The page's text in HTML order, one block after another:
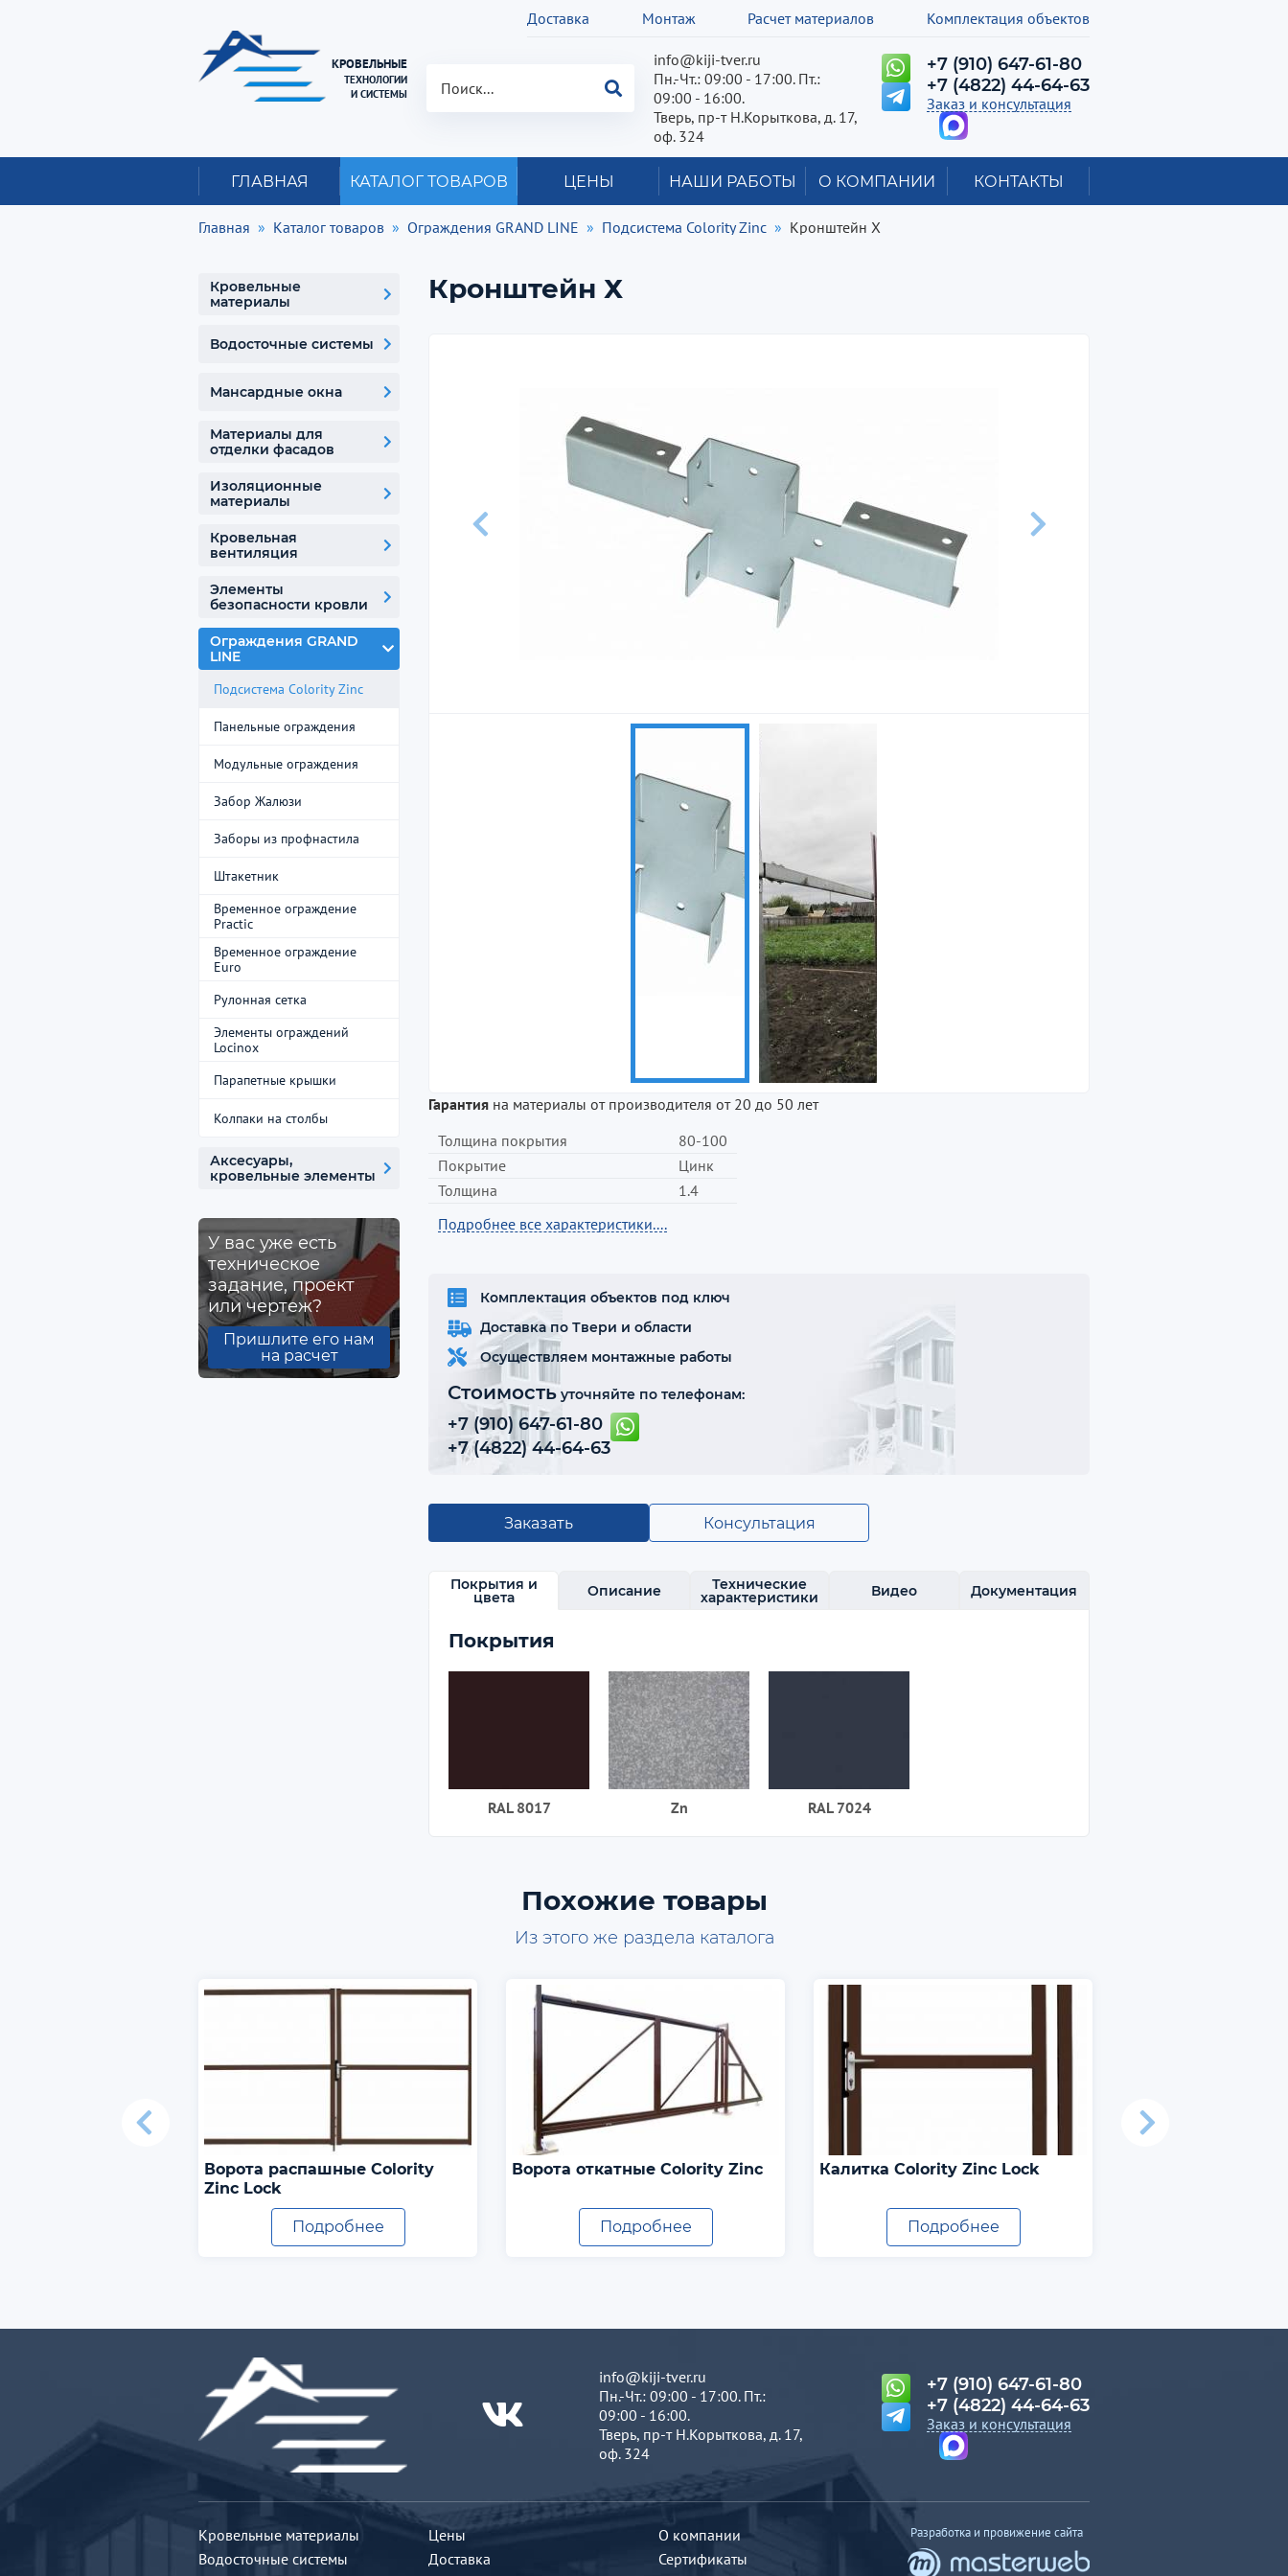
Доставка Монтаж Расчет материалов Комплектация объектов
КРОВЕЛЬНЫЕ
ТЕХНОЛОГИИ
И СИСТЕМЫ
info@kiji-tver.ru
Пн.-Чт.: 09:00 - 17:00. Пт.:
09:00 - 16:00.
Тверь, пр-т Н.Корыткова, д. 17,
оф. 324
+7 (910) 647-61-80
+7 (4822) 44-64-63
Заказ и консультация
ГЛАВНАЯ КАТАЛОГ ТОВАРОВ ЦЕНЫ НАШИ РАБОТЫ О КОМПАНИИ КОНТАКТЫ
Главная Каталог товаров Ограждения GRAND LINE Подсистема Colority Zinc Кронштейн Х
Кронштейн Х
Гарантия на материалы от производителя от 20 до 50 лет
Толщина покрытия
80-100
Покрытие
Цинк
Толщина
1.4
Подробнее все характеристики....
Комплектация объектов под ключ
Доставка по Твери и области
Осуществляем монтажные работы
Стоимость уточняйте по телефонам:
+7 (910) 647-61-80
+7 (4822) 44-64-63
Заказать Консультация
Покрытия и
цвета Описание Технические
характеристики Видео Документация
Покрытия
RAL 8017 Zn RAL 7024
Кровельные
материалы
Водосточные системы
Мансардные окна
Материалы для
отделки фасадов
Изоляционные
материалы
Кровельная
вентиляция
Элементы
безопасности кровли
Ограждения GRAND
LINE
Подсистема Colority Zinc
Панельные ограждения
Модульные ограждения
Забор Жалюзи
Заборы из профнастила
Штакетник
Временное ограждение
Practic
Временное ограждение
Euro
Рулонная сетка
Элементы ограждений
Locinox
Парапетные крышки
Колпаки на столбы
Аксесуары,
кровельные элементы
У вас уже есть
техническое
задание, проект
или чертеж?
Пришлите его нам
на расчет
Похожие товары
Из этого же раздела каталога
Ворота распашные Colority
Zinc Lock
Подробнее
Ворота откатные Colority Zinc
Подробнее
Калитка Colority Zinc Lock
Подробнее
info@kiji-tver.ru
Пн.-Чт.: 09:00 - 17:00. Пт.:
09:00 - 16:00.
Тверь, пр-т Н.Корыткова, д. 17,
оф. 324
+7 (910) 647-61-80
+7 (4822) 44-64-63
Заказ и консультация
Кровельные материалы
Водосточные системы
Цены
Доставка
О компании
Сертификаты
Разработка и провижение сайта